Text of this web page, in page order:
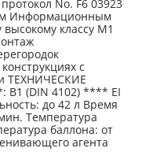
No. F6 03923
Информационным
классу М1
с
ТЕХНИЧЕСКИЕ
B1 (DIN 4102) **** EI
до 42 л Время
Температура
баллона: от
агента